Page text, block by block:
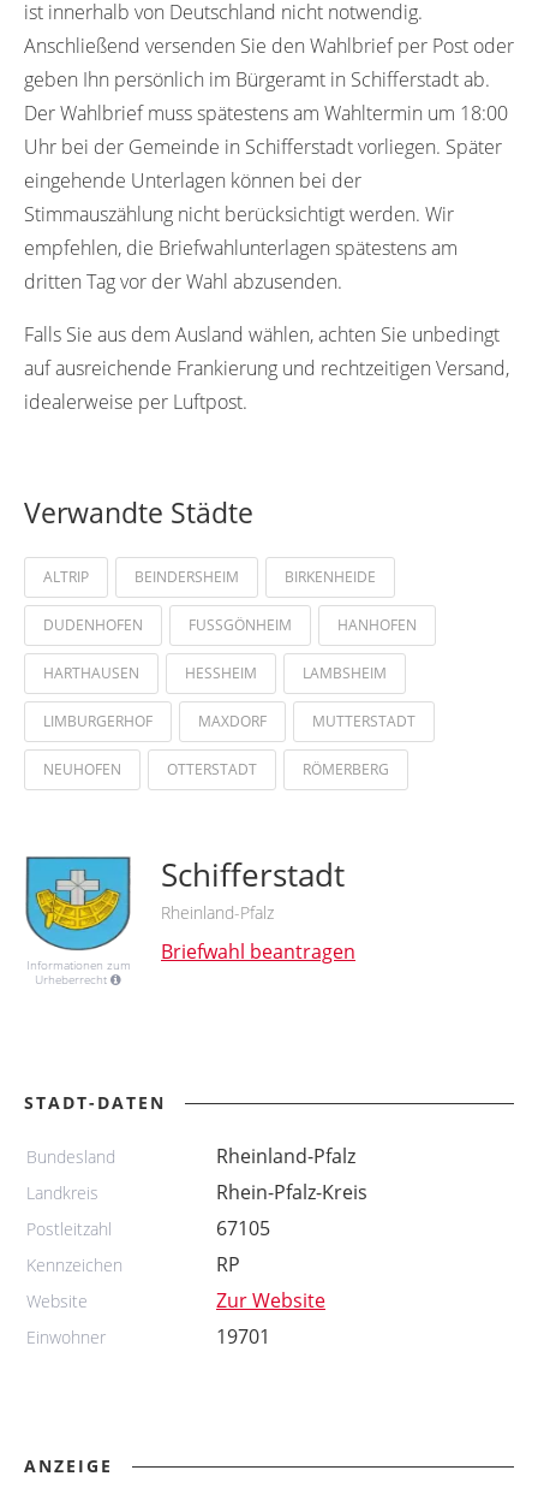
ist innerhalb von Deutschland nicht notwendig.
Anschließend versenden Sie den Wahlbrief per Post oder
geben Ihn persönlich im Bürgeramt in Schifferstadt ab.
Der Wahlbrief muss spätestens am Wahltermin um 18:00
Uhr bei der Gemeinde in Schifferstadt vorliegen. Später
eingehende Unterlagen können bei der
Stimmauszählung nicht berücksichtigt werden. Wir
empfehlen, die Briefwahlunterlagen spätestens am
dritten Tag vor der Wahl abzusenden.
Falls Sie aus dem Ausland wählen, achten Sie unbedingt
auf ausreichende Frankierung und rechtzeitigen Versand,
idealerweise per Luftpost.
Verwandte Städte
ALTRIP BEINDERSHEIM BIRKENHEIDE
DUDENHOFEN FUSSGÖNHEIM HANHOFEN
HARTHAUSEN HESSHEIM LAMBSHEIM
LIMBURGERHOF MAXDORF MUTTERSTADT
NEUHOFEN OTTERSTADT RÖMERBERG
Informationen zum
Urheberrecht
Schifferstadt
Rheinland-Pfalz
Briefwahl beantragen
STADT-DATEN
Bundesland Rheinland-Pfalz
Landkreis Rhein-Pfalz-Kreis
Postleitzahl 67105
Kennzeichen RP
Website Zur Website
Einwohner 19701
ANZEIGE